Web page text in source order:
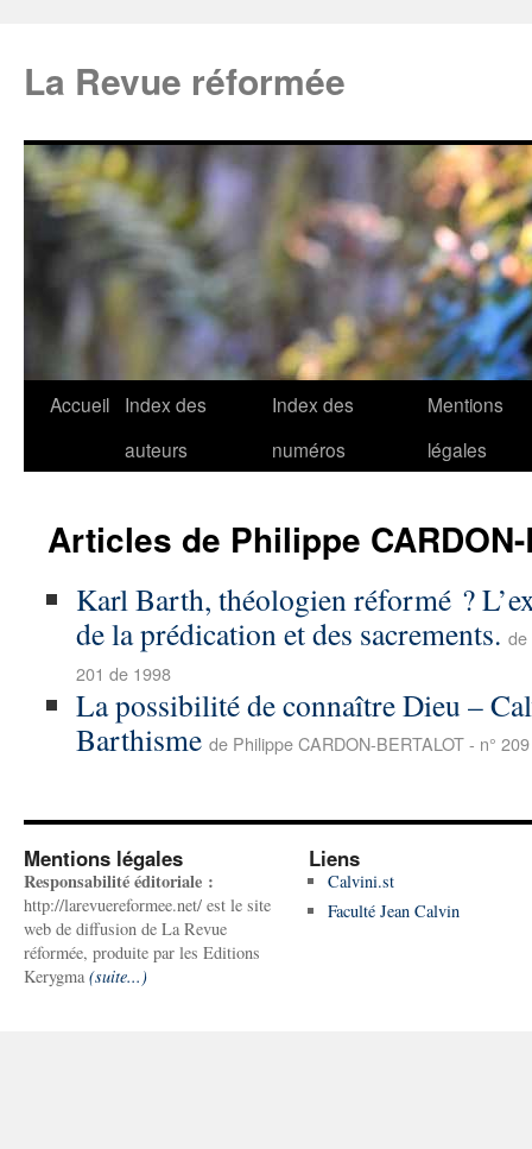
La Revue réformée
Accueil
Index des
auteurs
Index des
numéros
Mentions
légales
Articles de Philippe CARDON-
Karl Barth, théologien réformé ?
de la prédication et des sacrements. de
201 de 1998
La possibilité de connaître Dieu –
Barthisme de Philippe CARDON-BERTALOT - n°
Mentions légales
Responsabilité éditoriale :
http://larevuereformee.net/ est le site
web de diffusion de La Revue
réformée, produite par les Editions
Kerygma (suite...)
Liens
Calvini.st
Faculté Jean Calvin